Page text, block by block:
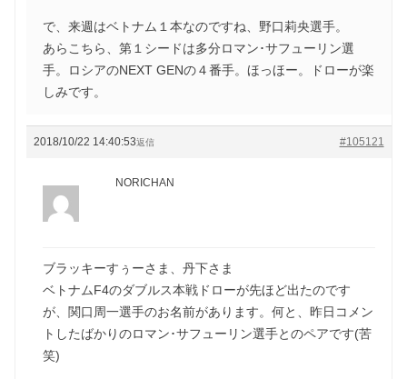
で、来週はベトナム１本なのですね、野口莉央選手。
あらこちら、第１シードは多分ロマン･サフューリン選
手。ロシアのNEXT GENの４番手。ほっほー。ドローが楽
しみです。
2018/10/22 14:40:53 #105121
返信
NORICHAN
ブラッキーすぅーさま、丹下さま
ベトナムF4のダブルス本戦ドローが先ほど出たのです
が、関口周一選手のお名前があります。何と、昨日コメン
トしたばかりのロマン･サフューリン選手とのペアです(苦
笑)